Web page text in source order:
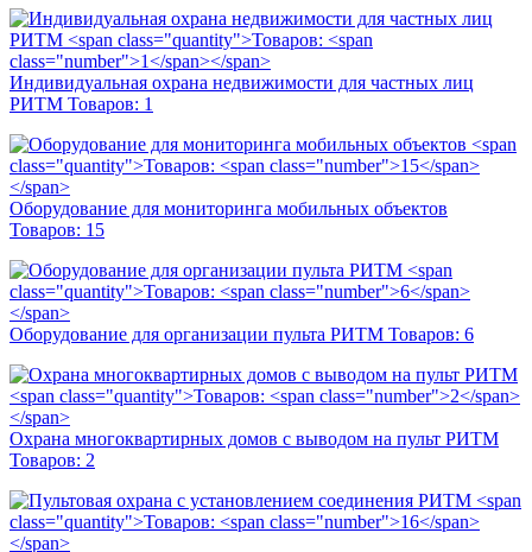
Индивидуальная охрана недвижимости для частных лиц
РИТМ Товаров: 1
Оборудование для мониторинга мобильных объектов
Товаров: 15
Оборудование для организации пульта РИТМ Товаров: 6
Охрана многоквартирных домов с выводом на пульт РИТМ
Товаров: 2